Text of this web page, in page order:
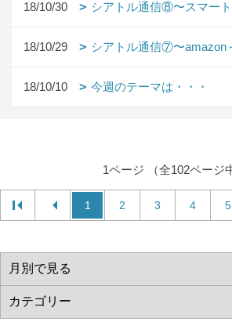
18/10/30 シアトル通信⑧〜スマー
18/10/29 シアトル通信⑦〜amazon
18/10/10 今週のテーマは・・・
1ページ （全102ページ
1 2 3 4 5